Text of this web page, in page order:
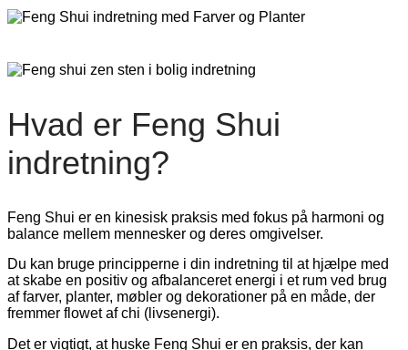
Hvad er Feng Shui
indretning?
Feng Shui er en kinesisk praksis med fokus på harmoni og
balance mellem mennesker og deres omgivelser.
Du kan bruge principperne i din indretning til at hjælpe med
at skabe en positiv og afbalanceret energi i et rum ved brug
af farver, planter, møbler og dekorationer på en måde, der
fremmer flowet af chi (livsenergi).
Det er vigtigt, at huske Feng Shui er en praksis, der kan